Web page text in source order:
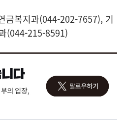
금복지과(044-202-7657), 기
(044-215-8591)